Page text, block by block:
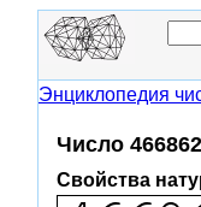
Энциклопедия
Число
Свойства